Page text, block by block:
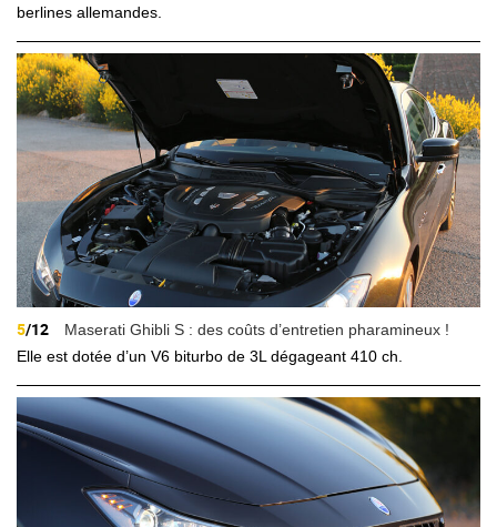
berlines allemandes.
5/12
Maserati Ghibli S : des coûts d’entretien pharamineux !
Elle est dotée d’un V6 biturbo de 3L dégageant 410 ch.